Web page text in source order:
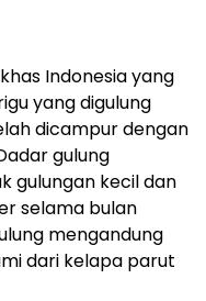
Indonesia yang
yang digulung
dicampur dengan
gulung
gulungan kecil dan
selama bulan
mengandung
dari kelapa parut